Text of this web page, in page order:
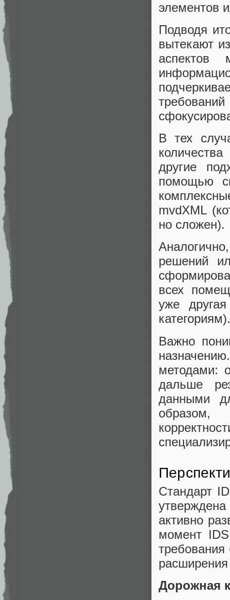
элементов
Подводя
вытекают
аспектов
В тех
другие
помощью
mvdXML
но сложен).
решений
всех
уже
категориям).
Важно
методами:
дальше
данными
образом,
Стандарт
активно
момент
Дорожная